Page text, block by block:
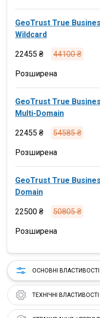
GeoTrust True
Wildcard
22455 ₴ 44100 ₴
Розширена
GeoTrust True
Multi-Domain
22455 ₴ 54585 ₴
Розширена
GeoTrust True
Domain
22500 ₴ 50805 ₴
Розширена
ОСНОВНІ ВЛАСТИВОСТІ
ТЕХНІЧНІ ВЛАСТИВОСТІ